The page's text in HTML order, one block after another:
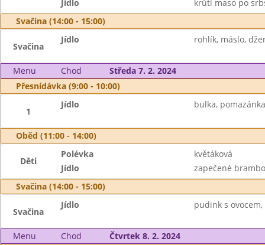
Jídlo
krůtí maso po
Svačina (14:00 - 15:00)
Svačina
Jídlo rohlík, máslo,
Menu Chod
Středa 7. 2. 2024
Přesnídávka (9:00 - 10:00)
1
Jídlo bulka,
Oběd (11:00 - 14:00)
Děti
Polévka
květáková
Jídlo
zapečené
Svačina (14:00 - 15:00)
Svačina
Jídlo pudink s
Menu Chod
Čtvrtek 8. 2. 2024